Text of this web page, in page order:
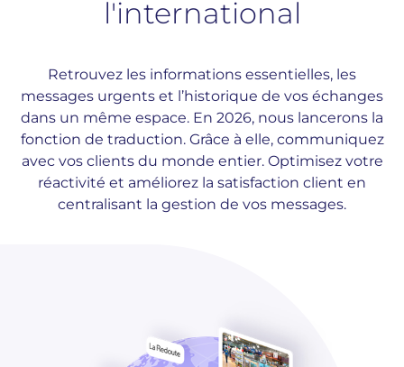
l'international
Retrouvez les informations essentielles, les
messages urgents et l’historique de vos échanges
dans un même espace. En 2026, nous lancerons la
fonction de traduction. Grâce à elle, communiquez
avec vos clients du monde entier. Optimisez votre
réactivité et améliorez la satisfaction client en
centralisant la gestion de vos messages.